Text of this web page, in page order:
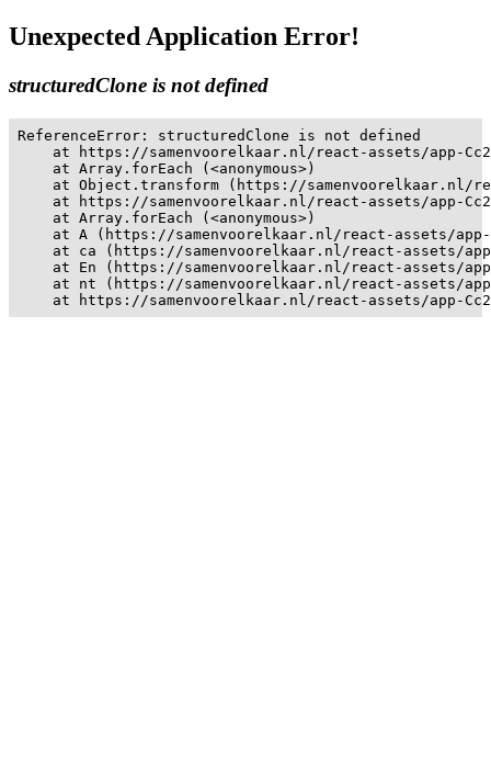
Unexpected Application Error!
structuredClone is not defined
ReferenceError: structuredClone is not defined
at https://samenvoorelkaar.nl/react-assets/app-
    at Array.forEach (<anonymous>)
at Object.transform (https://samenvoorelkaar.nl/
at https://samenvoorelkaar.nl/react-assets/app-
    at Array.forEach (<anonymous>)
at A (https://samenvoorelkaar.nl/react-assets/
at ca (https://samenvoorelkaar.nl/react-assets/
at En (https://samenvoorelkaar.nl/react-assets/
at nt (https://samenvoorelkaar.nl/react-assets/
at https://samenvoorelkaar.nl/react-assets/app-